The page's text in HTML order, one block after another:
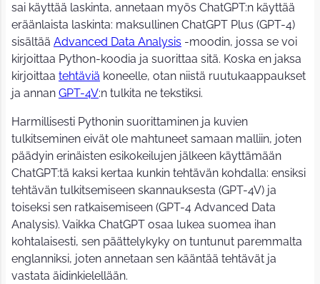
sai käyttää laskinta, annetaan myös ChatGPT:n käyttää
eräänlaista laskinta: maksullinen ChatGPT Plus (GPT-4)
sisältää Advanced Data Analysis -moodin, jossa se voi
kirjoittaa Python-koodia ja suorittaa sitä. Koska en jaksa
kirjoittaa tehtäviä koneelle, otan niistä ruutukaappaukset
ja annan GPT-4V:n tulkita ne tekstiksi.
Harmillisesti Pythonin suorittaminen ja kuvien
tulkitseminen eivät ole mahtuneet samaan malliin, joten
päädyin erinäisten esikokeilujen jälkeen käyttämään
ChatGPT:tä kaksi kertaa kunkin tehtävän kohdalla: ensiksi
tehtävän tulkitsemiseen skannauksesta (GPT-4V) ja
toiseksi sen ratkaisemiseen (GPT-4 Advanced Data
Analysis). Vaikka ChatGPT osaa lukea suomea ihan
kohtalaisesti, sen päättelykyky on tuntunut paremmalta
englanniksi, joten annetaan sen kääntää tehtävät ja
vastata äidinkielellään.